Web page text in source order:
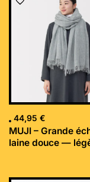
44,95 €
MUJI – Grande
laine douce —